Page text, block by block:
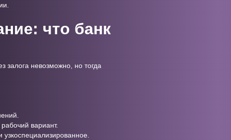
что банк
залога невозможно, но тогда
вариант.